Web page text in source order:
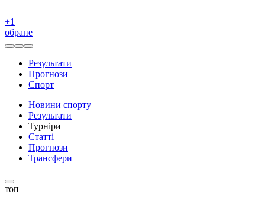
+1
обране
Результати
Прогнози
Спорт
Новини спорту
Результати
Турніри
Статті
Прогнози
Трансфери
топ